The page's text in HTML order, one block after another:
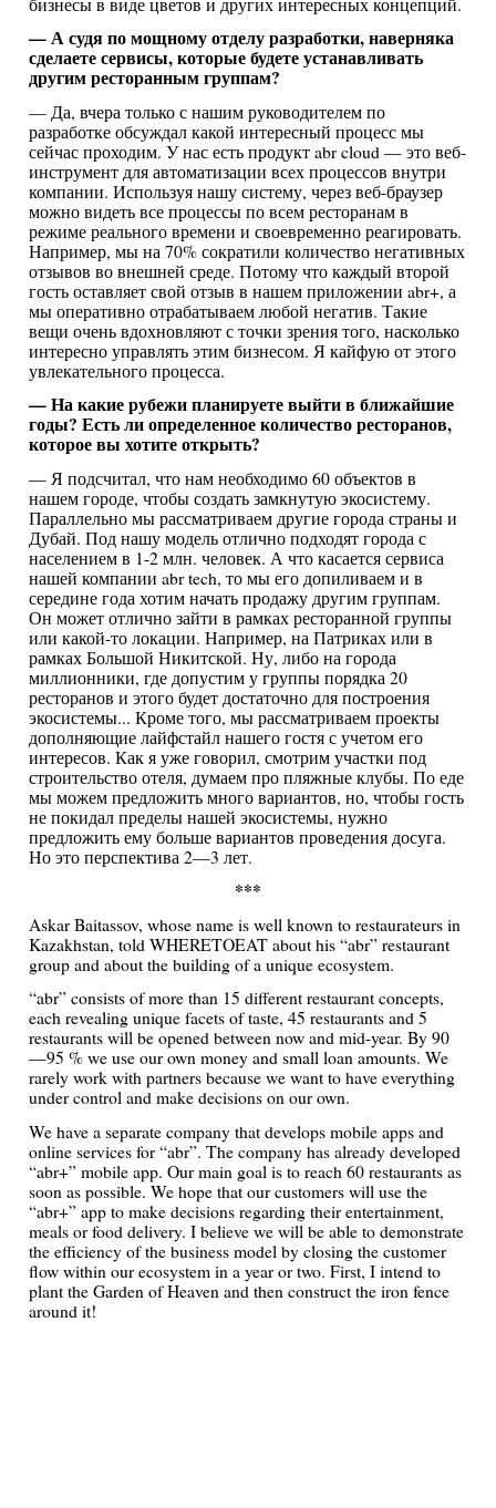
— А судя по мощному отделу разработки, наверняка
сделаете сервисы, которые будете устанавливать
другим ресторанным группам?
— Да, вчера только с нашим руководителем по
разработке обсуждал какой интересный процесс мы
сейчас проходим. У нас есть продукт abr cloud — это веб-
инструмент для автоматизации всех процессов внутри
компании. Используя нашу систему, через веб-браузер
можно видеть все процессы по всем ресторанам в
режиме реального времени и своевременно реагировать.
Например, мы на 70% сократили количество негативных
отзывов во внешней среде. Потому что каждый второй
гость оставляет свой отзыв в нашем приложении abr+, а
мы оперативно отрабатываем любой негатив. Такие
вещи очень вдохновляют с точки зрения того, насколько
интересно управлять этим бизнесом. Я кайфую от этого
увлекательного процесса.
— На какие рубежи планируете выйти в ближайшие
годы? Есть ли определенное количество ресторанов,
которое вы хотите открыть?
— Я подсчитал, что нам необходимо 60 объектов в
нашем городе, чтобы создать замкнутую экосистему.
Параллельно мы рассматриваем другие города страны и
Дубай. Под нашу модель отлично подходят города с
населением в 1-2 млн. человек. А что касается сервиса
нашей компании abr tech, то мы его допиливаем и в
середине года хотим начать продажу другим группам.
Он может отлично зайти в рамках ресторанной группы
или какой-то локации. Например, на Патриках или в
рамках Большой Никитской. Ну, либо на города
миллионники, где допустим у группы порядка 20
ресторанов и этого будет достаточно для построения
экосистемы... Кроме того, мы рассматриваем проекты
дополняющие лайфстайл нашего гостя с учетом его
интересов. Как я уже говорил, смотрим участки под
строительство отеля, думаем про пляжные клубы. По еде
мы можем предложить много вариантов, но, чтобы гость
не покидал пределы нашей экосистемы, нужно
предложить ему больше вариантов проведения досуга.
Но это перспектива 2—3 лет.
***
Askar Baitassov, whose name is well known to restaurateurs in
Kazakhstan, told WHERETOEAT about his “abr” restaurant
group and about the building of a unique ecosystem.
“abr” consists of more than 15 different restaurant concepts,
each revealing unique facets of taste, 45 restaurants and 5
restaurants will be opened between now and mid-year. By 90
—95 % we use our own money and small loan amounts. We
rarely work with partners because we want to have everything
under control and make decisions on our own.
We have a separate company that develops mobile apps and
online services for “abr”. The company has already developed
“abr+” mobile app. Our main goal is to reach 60 restaurants as
soon as possible. We hope that our customers will use the
“abr+” app to make decisions regarding their entertainment,
meals or food delivery. I believe we will be able to demonstrate
the efficiency of the business model by closing the customer
flow within our ecosystem in a year or two. First, I intend to
plant the Garden of Heaven and then construct the iron fence
around it!